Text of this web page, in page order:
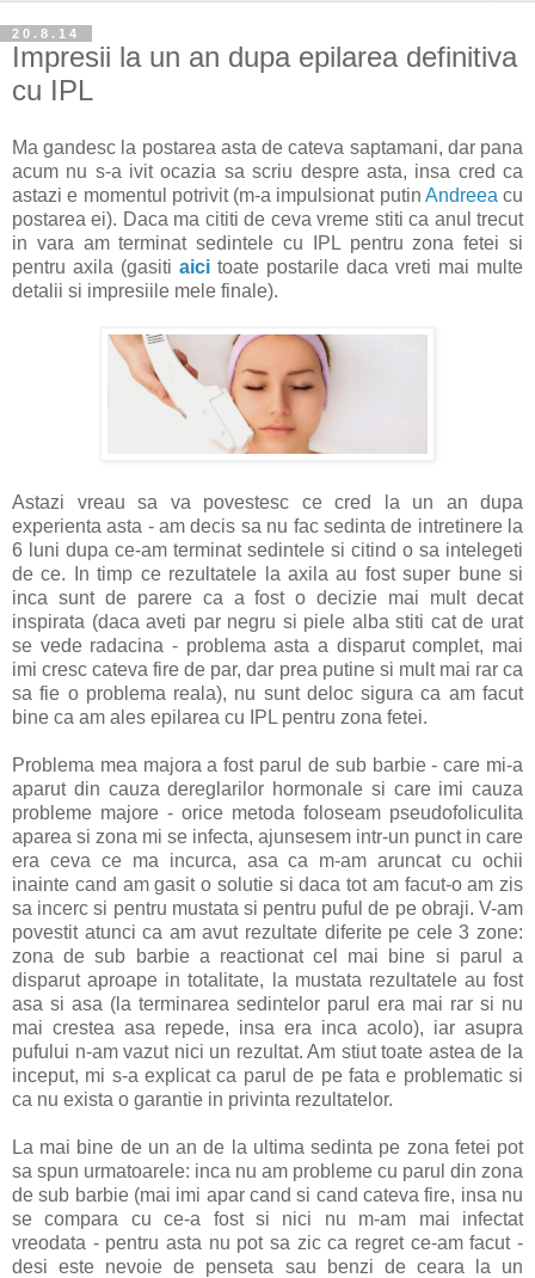
20.8.14
Impresii la un an dupa epilarea definitiva
cu IPL
Ma gandesc la postarea asta de cateva saptamani, dar pana
acum nu s-a ivit ocazia sa scriu despre asta, insa cred ca
astazi e momentul potrivit (m-a impulsionat putin Andreea cu
postarea ei). Daca ma cititi de ceva vreme stiti ca anul trecut
in vara am terminat sedintele cu IPL pentru zona fetei si
pentru axila (gasiti aici toate postarile daca vreti mai multe
detalii si impresiile mele finale).
Astazi vreau sa va povestesc ce cred la un an dupa
experienta asta - am decis sa nu fac sedinta de intretinere la
6 luni dupa ce-am terminat sedintele si citind o sa intelegeti
de ce. In timp ce rezultatele la axila au fost super bune si
inca sunt de parere ca a fost o decizie mai mult decat
inspirata (daca aveti par negru si piele alba stiti cat de urat
se vede radacina - problema asta a disparut complet, mai
imi cresc cateva fire de par, dar prea putine si mult mai rar ca
sa fie o problema reala), nu sunt deloc sigura ca am facut
bine ca am ales epilarea cu IPL pentru zona fetei.
Problema mea majora a fost parul de sub barbie - care mi-a
aparut din cauza dereglarilor hormonale si care imi cauza
probleme majore - orice metoda foloseam pseudofoliculita
aparea si zona mi se infecta, ajunsesem intr-un punct in care
era ceva ce ma incurca, asa ca m-am aruncat cu ochii
inainte cand am gasit o solutie si daca tot am facut-o am zis
sa incerc si pentru mustata si pentru puful de pe obraji. V-am
povestit atunci ca am avut rezultate diferite pe cele 3 zone:
zona de sub barbie a reactionat cel mai bine si parul a
disparut aproape in totalitate, la mustata rezultatele au fost
asa si asa (la terminarea sedintelor parul era mai rar si nu
mai crestea asa repede, insa era inca acolo), iar asupra
pufului n-am vazut nici un rezultat. Am stiut toate astea de la
inceput, mi s-a explicat ca parul de pe fata e problematic si
ca nu exista o garantie in privinta rezultatelor.
La mai bine de un an de la ultima sedinta pe zona fetei pot
sa spun urmatoarele: inca nu am probleme cu parul din zona
de sub barbie (mai imi apar cand si cand cateva fire, insa nu
se compara cu ce-a fost si nici nu m-am mai infectat
vreodata - pentru asta nu pot sa zic ca regret ce-am facut -
desi este nevoie de penseta sau benzi de ceara la un